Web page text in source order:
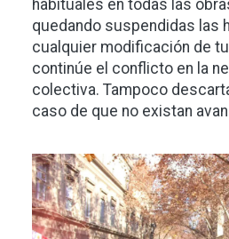
habituales en todas las
quedando suspendidas las
cualquier modificación de
continúe el conflicto en la
colectiva. Tampoco
caso de que no existan
Imagen